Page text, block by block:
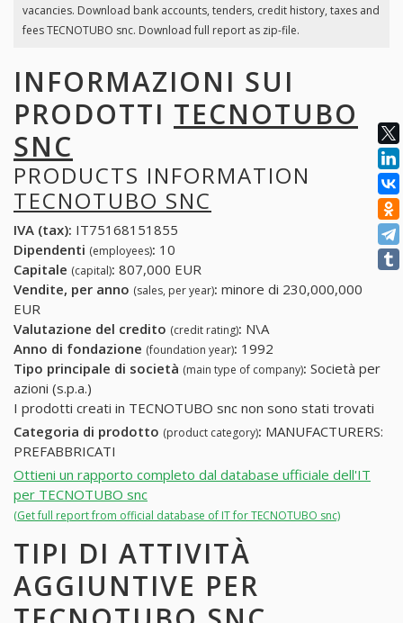
vacancies. Download bank accounts, tenders, credit history, taxes and
fees TECNOTUBO snc. Download full report as zip-file.
INFORMAZIONI SUI
PRODOTTI TECNOTUBO
SNC
PRODUCTS INFORMATION
TECNOTUBO SNC
IVA (tax): IT75168151855
Dipendenti (employees): 10
Capitale (capital): 807,000 EUR
Vendite, per anno (sales, per year): minore di 230,000,000
EUR
Valutazione del credito (credit rating): N\A
Anno di fondazione (foundation year): 1992
Tipo principale di società (main type of company): Società per
azioni (s.p.a.)
I prodotti creati in TECNOTUBO snc non sono stati trovati
Categoria di prodotto (product category): MANUFACTURERS:
PREFABBRICATI
Ottieni un rapporto completo dal database ufficiale dell'IT
per TECNOTUBO snc
(Get full report from official database of IT for TECNOTUBO snc)
TIPI DI ATTIVITÀ
AGGIUNTIVE PER